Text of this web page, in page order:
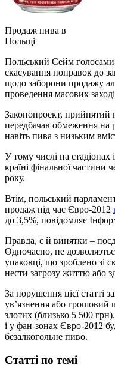
Продаж пива в
Польщі
Польський Сейм голосами
скасування поправок до
щодо заборони продажу
проведення масових
Законопроект, прийнятий
передбачав обмеження на
навіть пива з низьким
У тому числі на стадіонах
країні фінальної частини
року.
Втім, польський
продаж під час Євро-2012
до 3,5%, повідомляє
Правда, є й винятки –
Одночасно, не
упаковці, що зроблено зі
нести загрозу життю або
За порушення цієї статті
ув’язнення або грошовий
злотих (близько 5 500
і у фан-зонах Євро-2012
безалкогольне пиво.
Статті по темі